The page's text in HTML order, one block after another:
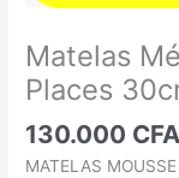
Matelas
Places
130.000 CFA
MATELAS